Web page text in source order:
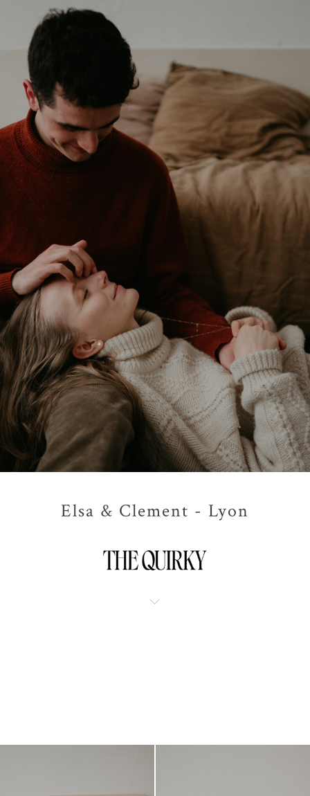
Elsa & Clement - Lyon